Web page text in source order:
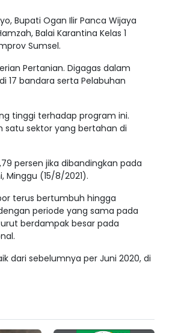
Bupati Ogan Ilir Panca Wijaya
Balai Karantina Kelas 1
Sumsel.
Pertanian. Digagas dalam
17 bandara serta Pelabuhan
tinggi terhadap program ini.
satu sektor yang bertahan di
persen jika dibandingkan pada
Minggu (15/8/2021).
terus bertumbuh hingga
periode yang sama pada
berdampak besar pada
dari sebelumnya per Juni 2020, di